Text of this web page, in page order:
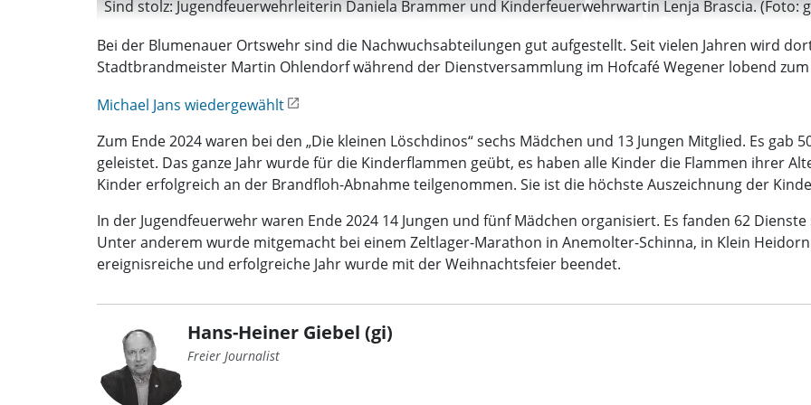
Sind stolz: Jugendfeuerwehrleiterin Daniela Brammer und Kinderfeuerwehrwartin Lenja Brascia. (Foto:
Bei der Blumenauer Ortswehr sind die Nachwuchsabteilungen gut aufgestellt. Seit vielen Jahren wird
Stadtbrandmeister Martin Ohlendorf während der Dienstversammlung im Hofcafé Wegener lobend
Michael Jans wiedergewählt
Zum Ende 2024 waren bei den „Die kleinen Löschdinos“ sechs Mädchen und 13 Jungen Mitglied. Es gab
geleistet. Das ganze Jahr wurde für die Kinderflammen geübt, es haben alle Kinder die Flammen ihrer
Kinder erfolgreich an der Brandfloh-Abnahme teilgenommen. Sie ist die höchste Auszeichnung der
In der Jugendfeuerwehr waren Ende 2024 14 Jungen und fünf Mädchen organisiert. Es fanden 62
Unter anderem wurde mitgemacht bei einem Zeltlager-Marathon in Anemolter-Schinna, in Klein
ereignisreiche und erfolgreiche Jahr wurde mit der Weihnachtsfeier beendet.
Hans-Heiner Giebel (gi)
Freier Journalist